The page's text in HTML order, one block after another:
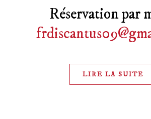
Réservation par
LIRE LA SUITE